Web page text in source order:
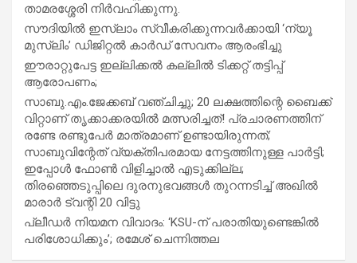
താമരശ്ശേരി നിർവഹിക്കുന്നു.
സൗദിയില്‍ ഇസ്‌ലാം സ്വീകരിക്കുന്നവര്‍ക്കായി ‘ന്യൂ
മുസ്ലിം’ ഡിജിറ്റല്‍ കാര്‍ഡ് സേവനം ആരംഭിച്ചു
ഈരാറ്റുപേട്ട ഇല്ലിക്കൽ കല്ലിൽ ടിക്കറ്റ് തട്ടിപ്പ്
ആരോപണം;
സാബു.എം.ജേക്കബ് വഞ്ചിച്ചു; 20 ലക്ഷത്തിന്റെ ബൈക്ക്
വിറ്റാണ് തൃക്കാക്കരയില്‍ മത്സരിച്ചത്! പ്രചാരണത്തിന്
രണ്ടേ രണ്ടുപേര്‍ മാത്രമാണ് ഉണ്ടായിരുന്നത്;
സാബുവിന്റേത് വ്യക്തിപരമായ നേട്ടത്തിനുള്ള പാര്‍ട്ടി;
ഇപ്പോള്‍ ഫോണ്‍ വിളിച്ചാല്‍ എടുക്കില്ല;
തിരഞ്ഞെടുപ്പിലെ ദുരനുഭവങ്ങള്‍ തുറന്നടിച്ച് അഖില്‍
മാരാര്‍ ട്വന്റി 20 വിട്ടു
പ്ലീഡർ നിയമന വിവാദം: ‘KSU-ന് പരാതിയുണ്ടെങ്കിൽ
പരിശോധിക്കും’; രമേശ് ചെന്നിത്തല